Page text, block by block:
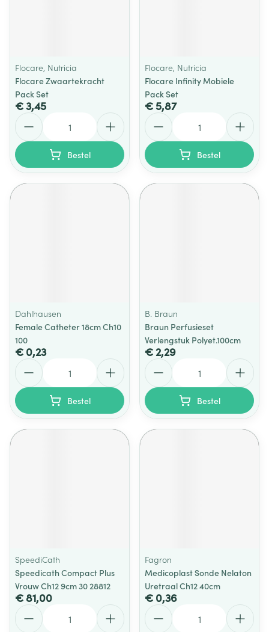
Flocare, Nutricia
Flocare Zwaartekracht
Pack Set
€ 3,45
Bestel
Flocare, Nutricia
Flocare Infinity Mobiele
Pack Set
€ 5,87
Bestel
Dahlhausen
Female Catheter 18cm Ch10
100
€ 0,23
Bestel
B. Braun
Braun Perfusieset
Verlengstuk Polyet.100cm
€ 2,29
Bestel
SpeediCath
Speedicath Compact Plus
Vrouw Ch12 9cm 30 28812
€ 81,00
Fagron
Medicoplast Sonde Nelaton
Uretraal Ch12 40cm
€ 0,36